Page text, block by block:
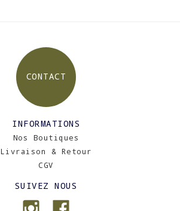
CONTACT
INFORMATIONS
Nos Boutiques
Livraison & Retour
CGV
SUIVEZ NOUS